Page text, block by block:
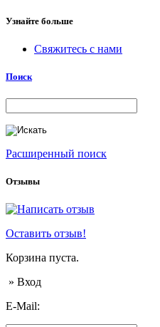
Узнайте больше
Свяжитесь с нами
Поиск
Расширенный поиск
Отзывы
Оставить отзыв!
Корзина пуста.
» Вход
E-Mail: